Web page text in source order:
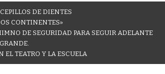
DE DIENTES
CONTINENTES»
DE SEGURIDAD PARA SEGUIR ADELANTE
EL TEATRO Y LA ESCUELA